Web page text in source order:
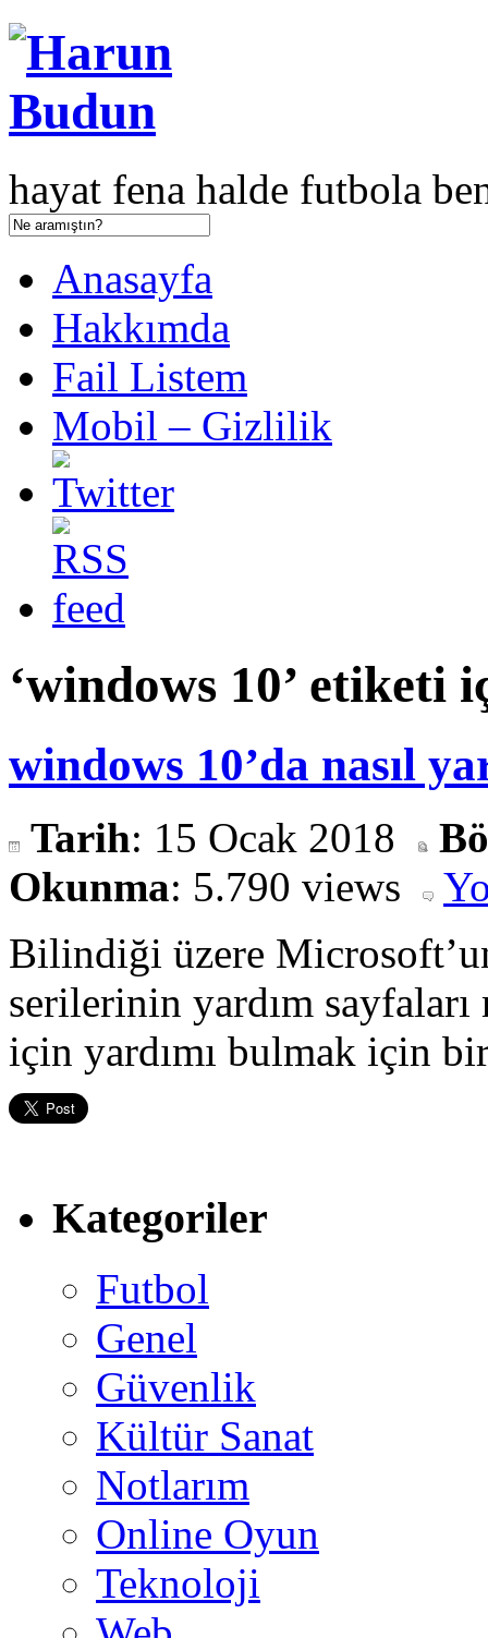
hayat fena halde futbola
Anasayfa
Hakkımda
Fail Listem
Mobil – Gizlilik
‘windows 10’
windows 10’da nasıl
Tarih: 15 Ocak 2018
Okunma: 5.790 views
Bilindiği üzere
serilerinin yardım
için yardımı bulmak için
Kategoriler
Futbol
Genel
Güvenlik
Kültür Sanat
Notlarım
Online Oyun
Teknoloji